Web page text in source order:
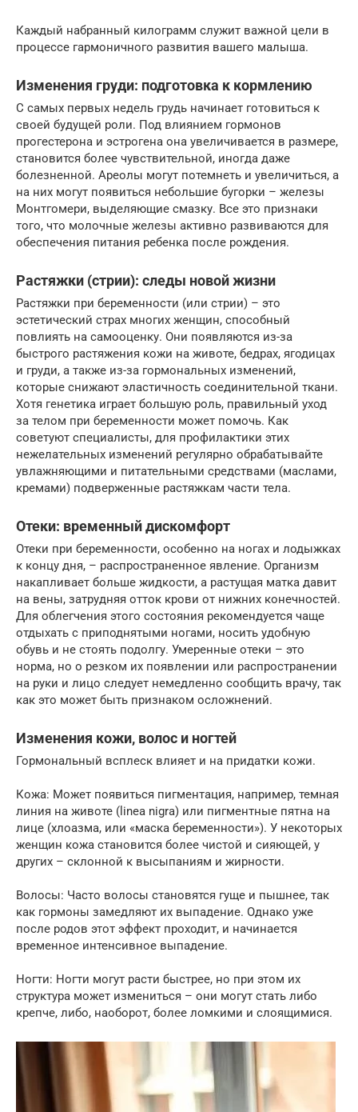
Каждый набранный килограмм служит важной цели в
процессе гармоничного развития вашего малыша.
Изменения груди: подготовка к кормлению
С самых первых недель грудь начинает готовиться к
своей будущей роли. Под влиянием гормонов
прогестерона и эстрогена она увеличивается в размере,
становится более чувствительной, иногда даже
болезненной. Ареолы могут потемнеть и увеличиться, а
на них могут появиться небольшие бугорки – железы
Монтгомери, выделяющие смазку. Все это признаки
того, что молочные железы активно развиваются для
обеспечения питания ребенка после рождения.
Растяжки (стрии): следы новой жизни
Растяжки при беременности (или стрии) – это
эстетический страх многих женщин, способный
повлиять на самооценку. Они появляются из-за
быстрого растяжения кожи на животе, бедрах, ягодицах
и груди, а также из-за гормональных изменений,
которые снижают эластичность соединительной ткани.
Хотя генетика играет большую роль, правильный уход
за телом при беременности может помочь. Как
советуют специалисты, для профилактики этих
нежелательных изменений регулярно обрабатывайте
увлажняющими и питательными средствами (маслами,
кремами) подверженные растяжкам части тела.
Отеки: временный дискомфорт
Отеки при беременности, особенно на ногах и лодыжках
к концу дня, – распространенное явление. Организм
накапливает больше жидкости, а растущая матка давит
на вены, затрудняя отток крови от нижних конечностей.
Для облегчения этого состояния рекомендуется чаще
отдыхать с приподнятыми ногами, носить удобную
обувь и не стоять подолгу. Умеренные отеки – это
норма, но о резком их появлении или распространении
на руки и лицо следует немедленно сообщить врачу, так
как это может быть признаком осложнений.
Изменения кожи, волос и ногтей
Гормональный всплеск влияет и на придатки кожи.
Кожа: Может появиться пигментация, например, темная
линия на животе (linea nigra) или пигментные пятна на
лице (хлоазма, или «маска беременности»). У некоторых
женщин кожа становится более чистой и сияющей, у
других – склонной к высыпаниям и жирности.
Волосы: Часто волосы становятся гуще и пышнее, так
как гормоны замедляют их выпадение. Однако уже
после родов этот эффект проходит, и начинается
временное интенсивное выпадение.
Ногти: Ногти могут расти быстрее, но при этом их
структура может измениться – они могут стать либо
крепче, либо, наоборот, более ломкими и слоящимися.